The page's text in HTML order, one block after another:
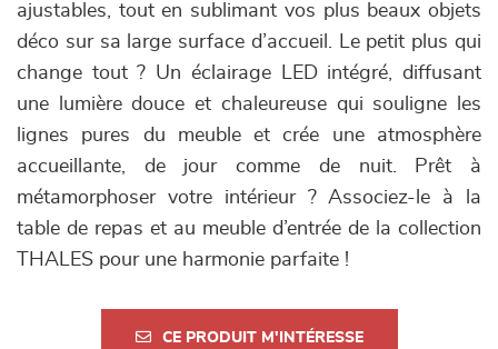
ajustables, tout en sublimant vos plus beaux objets
déco sur sa large surface d’accueil. Le petit plus qui
change tout ? Un éclairage LED intégré, diffusant
une lumière douce et chaleureuse qui souligne les
lignes pures du meuble et crée une atmosphère
accueillante, de jour comme de nuit. Prêt à
métamorphoser votre intérieur ? Associez-le à la
table de repas et au meuble d’entrée de la collection
THALES pour une harmonie parfaite !
CE PRODUIT M'INTÉRESSE